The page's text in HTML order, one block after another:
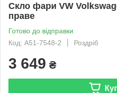
Скло фари VW
праве
Готово до відправки
Код: A51-7548-2
Роздріб
3 649 ₴